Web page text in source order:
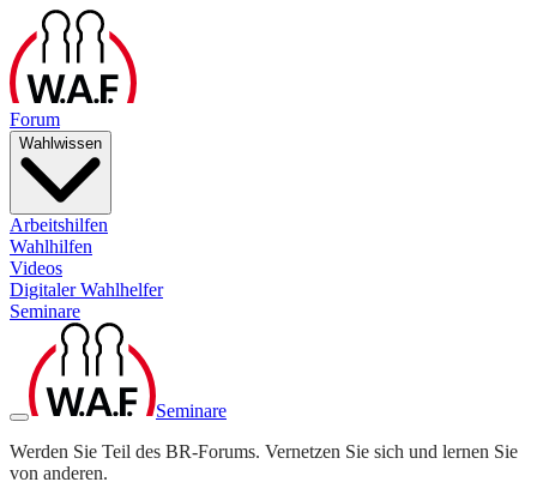
Forum
Wahlwissen
Arbeitshilfen
Wahlhilfen
Videos
Digitaler Wahlhelfer
Seminare
Seminare
Werden Sie Teil des BR-Forums. Vernetzen Sie sich und lernen Sie
von anderen.